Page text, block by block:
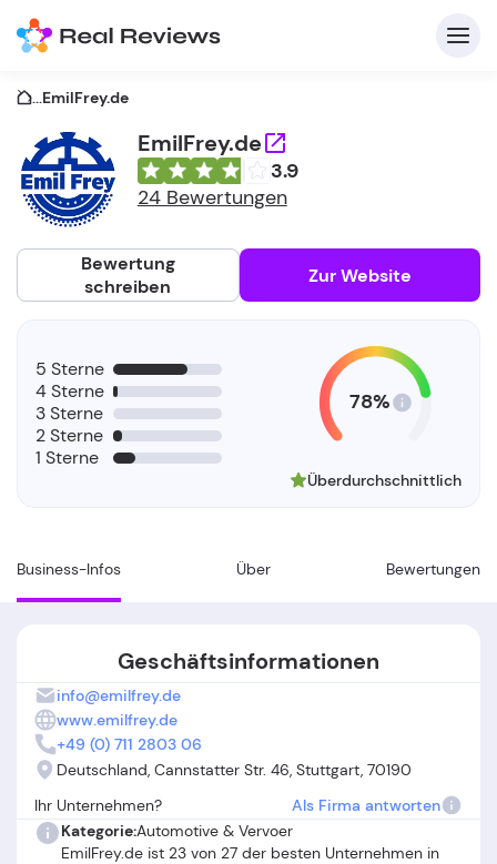
...EmilFrey.de
EmilFrey.de
3.9
24 Bewertungen
Bewertung
schreiben
Zur Website
Business-Infos Über Bewertungen
5 Sterne
4 Sterne
3 Sterne
2 Sterne
1 Sterne
78%
Überdurchschnittlich
Geschäftsinformationen
info@emilfrey.de
www.emilfrey.de
+49 (0) 711 2803 06
Deutschland, Cannstatter Str. 46, Stuttgart, 70190
Ihr Unternehmen?
Als Firma antworten
Kategorie:Automotive & Vervoer
EmilFrey.de ist 23 von 27 der besten Unternehmen in